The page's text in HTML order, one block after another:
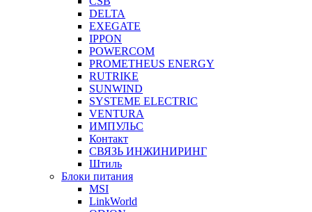
DELTA
EXEGATE
IPPON
POWERCOM
PROMETHEUS ENERGY
RUTRIKE
SUNWIND
SYSTEME ELECTRIC
VENTURA
ИМПУЛЬС
Контакт
СВЯЗЬ ИНЖИНИРИНГ
Штиль
Блоки питания
MSI
LinkWorld